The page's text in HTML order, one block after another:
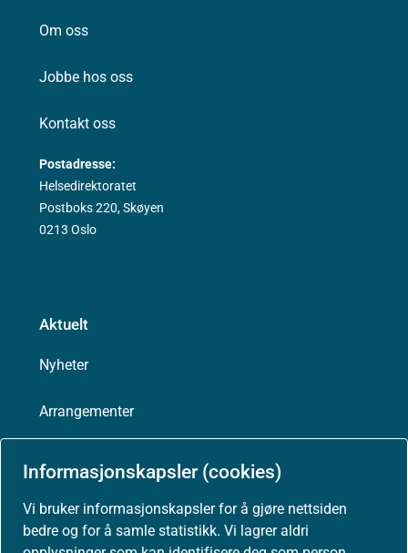
Informasjonskapsler (cookies)
Vi bruker informasjonskapsler for å gjøre nettsiden
bedre og for å samle statistikk. Vi lagrer aldri
Om oss
Jobbe hos oss
Kontakt oss
Postadresse:
Helsedirektoratet
Postboks 220, Skøyen
0213 Oslo
Aktuelt
Nyheter
Arrangementer
Presse